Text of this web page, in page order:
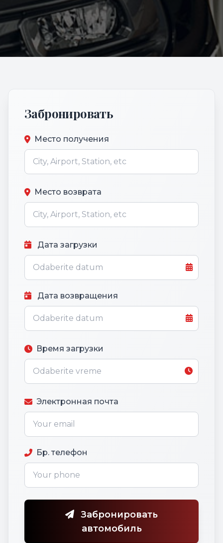
Забронировать
Место получения
Место возврата
Дата загрузки
Дата возвращения
Время загрузки
Электронная почта
Бр. телефон
Забронировать
автомобиль